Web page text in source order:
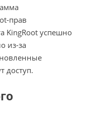
прав
KingRoot успешно
из-за
доступ.